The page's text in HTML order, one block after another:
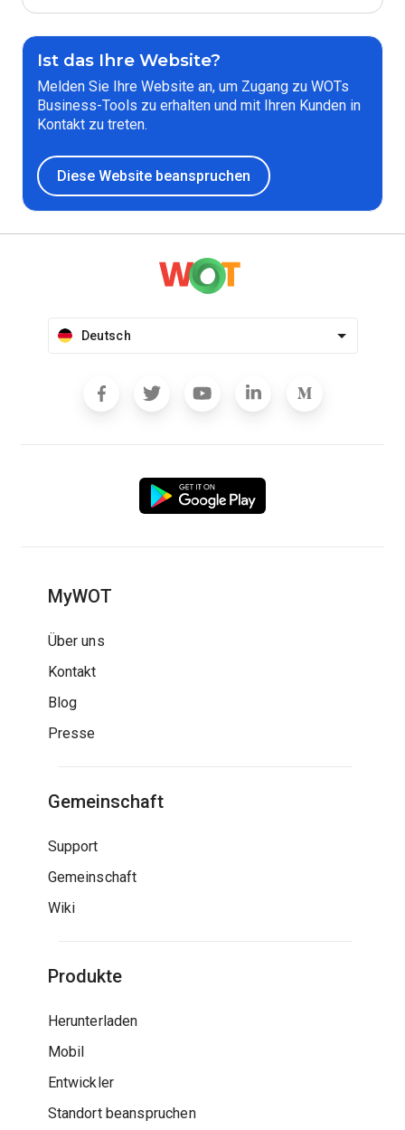
Ist das Ihre Website?
Melden Sie Ihre Website an, um Zugang zu WOTs
Business-Tools zu erhalten und mit Ihren Kunden in
Kontakt zu treten.
Diese Website beanspruchen
Deutsch
MyWOT
Über uns
Kontakt
Blog
Presse
Gemeinschaft
Support
Gemeinschaft
Wiki
Produkte
Herunterladen
Mobil
Entwickler
Standort beanspruchen